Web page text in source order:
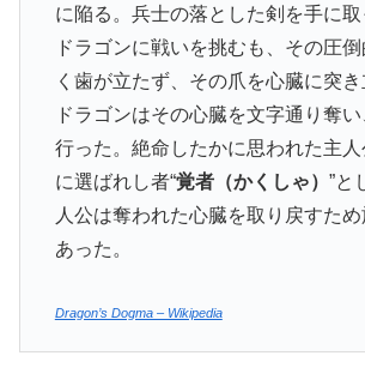
に陥る。兵士の落とした剣を手に
ドラゴンに戦いを挑むも、その圧
く歯が立たず、その爪を心臓に突き
ドラゴンはその心臓を文字通り奪
行った。絶命したかに思われた主
に選ばれし者“覚者（かくしゃ） ”と
人公は奪われた心臓を取り戻すた
あった。
Dragon’s Dogma – Wikipedia